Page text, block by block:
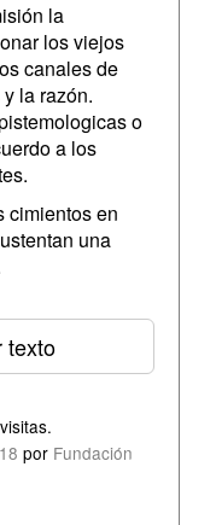
la
los viejos
canales de
la razón.
o
a los
cimientos en
una
texto
por Fundación